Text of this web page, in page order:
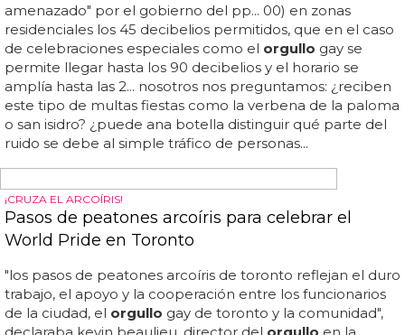
El pregón del World Pride Madrid 2017 contará
con estos famosos que ya fueron pregoneros